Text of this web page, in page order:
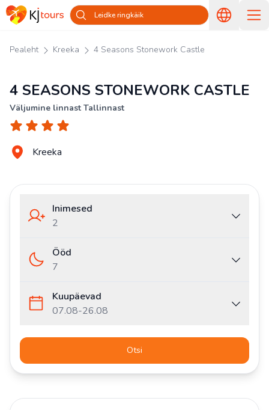
Leidke ringkäik
Pealeht Kreeka 4 Seasons Stonework Castle
4 SEASONS STONEWORK CASTLE
Väljumine linnast Tallinnast
Kreeka
Inimesed
2
Ööd
7
Kuupäevad
07.08-26.08
Otsi